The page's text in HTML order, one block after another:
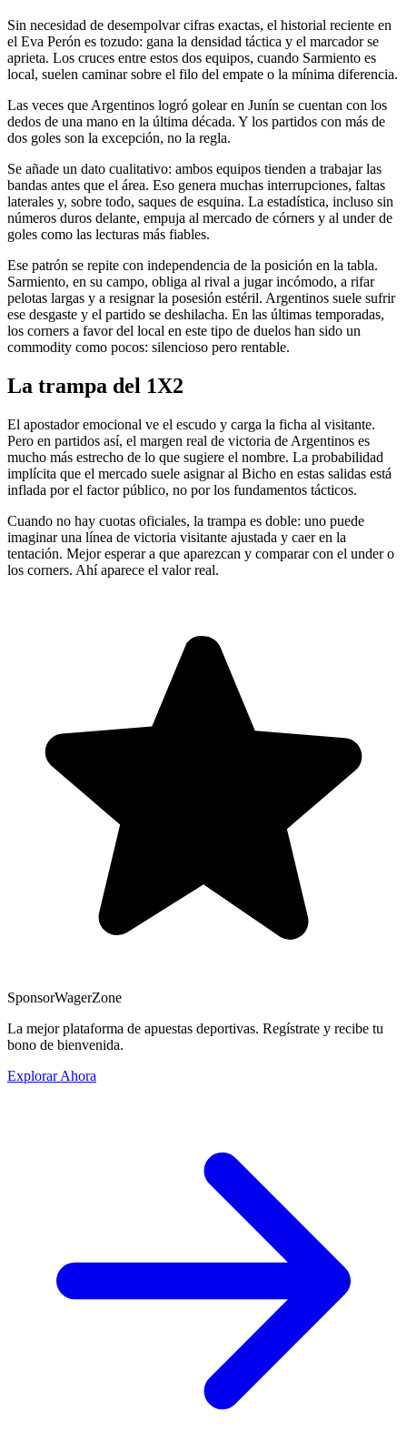
Sin necesidad de desempolvar cifras exactas, el historial reciente en
el Eva Perón es tozudo: gana la densidad táctica y el marcador se
aprieta. Los cruces entre estos dos equipos, cuando Sarmiento es
local, suelen caminar sobre el filo del empate o la mínima diferencia.
Las veces que Argentinos logró golear en Junín se cuentan con los
dedos de una mano en la última década. Y los partidos con más de
dos goles son la excepción, no la regla.
Se añade un dato cualitativo: ambos equipos tienden a trabajar las
bandas antes que el área. Eso genera muchas interrupciones, faltas
laterales y, sobre todo, saques de esquina. La estadística, incluso sin
números duros delante, empuja al mercado de córners y al under de
goles como las lecturas más fiables.
Ese patrón se repite con independencia de la posición en la tabla.
Sarmiento, en su campo, obliga al rival a jugar incómodo, a rifar
pelotas largas y a resignar la posesión estéril. Argentinos suele sufrir
ese desgaste y el partido se deshilacha. En las últimas temporadas,
los corners a favor del local en este tipo de duelos han sido un
commodity como pocos: silencioso pero rentable.
La trampa del 1X2
El apostador emocional ve el escudo y carga la ficha al visitante.
Pero en partidos así, el margen real de victoria de Argentinos es
mucho más estrecho de lo que sugiere el nombre. La probabilidad
implícita que el mercado suele asignar al Bicho en estas salidas está
inflada por el factor público, no por los fundamentos tácticos.
Cuando no hay cuotas oficiales, la trampa es doble: uno puede
imaginar una línea de victoria visitante ajustada y caer en la
tentación. Mejor esperar a que aparezcan y comparar con el under o
los corners. Ahí aparece el valor real.
SponsorWagerZone
La mejor plataforma de apuestas deportivas. Regístrate y recibe tu
bono de bienvenida.
Explorar Ahora